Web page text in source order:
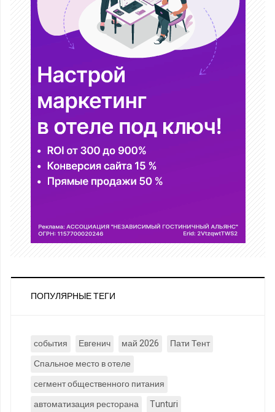
ПОПУЛЯРНЫЕ ТЕГИ
события Евгенич май 2026
Пати Тент
Спальное место в отеле
сегмент общественного питания
автоматизация ресторана
Tunturi